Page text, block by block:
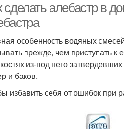
сделать алебастр в
особенность водяных
прежде, чем приступать к
из-под него
и баков.
избавить себя от ошибок при